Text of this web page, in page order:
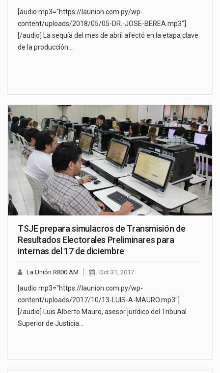
[audio mp3="https://launion.com.py/wp-
content/uploads/2018/05/05-DR.-JOSE-BEREA.mp3"]
[/audio] La sequía del mes de abril afectó en la etapa clave
de la producción…
TSJE prepara simulacros de Transmisión de
Resultados Electorales Preliminares para
internas del 17 de diciembre
La Unión R800 AM Oct 31, 2017
[audio mp3="https://launion.com.py/wp-
content/uploads/2017/10/13-LUIS-A-MAURO.mp3"]
[/audio] Luis Alberto Mauro, asesor jurídico del Tribunal
Superior de Justicia…